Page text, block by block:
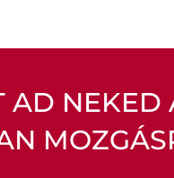
AD NEKED